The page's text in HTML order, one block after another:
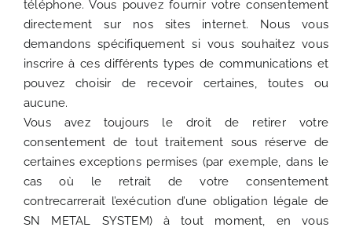
téléphone. Vous pouvez fournir votre consentement
directement sur nos sites internet. Nous vous
demandons spécifiquement si vous souhaitez vous
inscrire à ces différents types de communications et
pouvez choisir de recevoir certaines, toutes ou
aucune.
Vous avez toujours le droit de retirer votre
consentement de tout traitement sous réserve de
certaines exceptions permises (par exemple, dans le
cas où le retrait de votre consentement
contrecarrerait l’exécution d’une obligation légale de
SN METAL SYSTEM) à tout moment, en vous